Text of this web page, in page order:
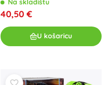
Na skladištu
40,50 €
U košaricu